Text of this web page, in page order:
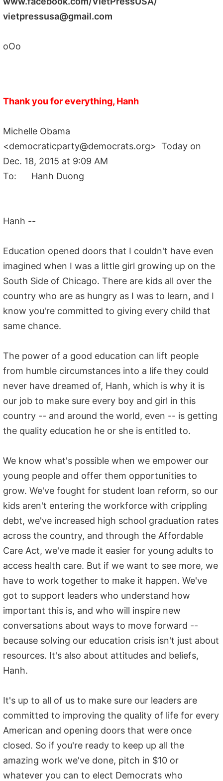
vietpressusa@gmail.com
oOo
Thank you for everything, Hanh
Michelle Obama
<democraticparty@democrats.org> Today on
Dec. 18, 2015 at 9:09 AM
To: Hanh Duong
Hanh --
Education opened doors that I couldn't have even
imagined when I was a little girl growing up on the
South Side of Chicago. There are kids all over the
country who are as hungry as I was to learn, and I
know you're committed to giving every child that
same chance.
The power of a good education can lift people
from humble circumstances into a life they could
never have dreamed of, Hanh, which is why it is
our job to make sure every boy and girl in this
country -- and around the world, even -- is getting
the quality education he or she is entitled to.
We know what's possible when we empower our
young people and offer them opportunities to
grow. We've fought for student loan reform, so our
kids aren't entering the workforce with crippling
debt, we've increased high school graduation rates
across the country, and through the Affordable
Care Act, we've made it easier for young adults to
access health care. But if we want to see more, we
have to work together to make it happen. We've
got to support leaders who understand how
important this is, and who will inspire new
conversations about ways to move forward --
because solving our education crisis isn't just about
resources. It's also about attitudes and beliefs,
Hanh.
It's up to all of us to make sure our leaders are
committed to improving the quality of life for every
American and opening doors that were once
closed. So if you're ready to keep up all the
amazing work we've done, pitch in $10 or
whatever you can to elect Democrats who